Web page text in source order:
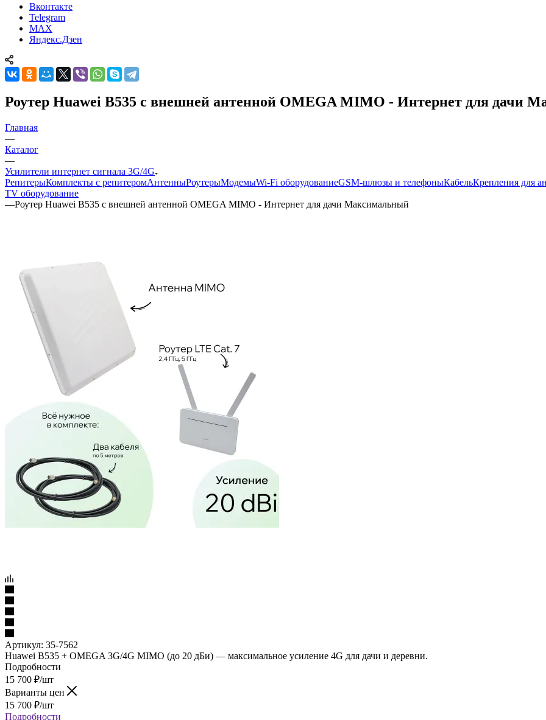
Вконтакте
Telegram
MAX
Яндекс.Дзен
Роутер Huawei B535 с внешней антенной OMEGA MIMO - Интернет для дачи
Главная
—
Каталог
—
Усилители интернет сигнала 3G/4G
РепитерыКомплекты с репитеромАнтенныРоутерыМодемыWi-Fi оборудованиеGSM-шлюзы и телефоныКабельКрепления для
TV оборудование
—Роутер Huawei B535 с внешней антенной OMEGA MIMO - Интернет для дачи Максимальный
Артикул: 35-7562
Huawei B535 + OMEGA 3G/4G MIMO (до 20 дБи) — максимальное усиление 4G для дачи и деревни.
Подробности
15 700 ₽/шт
Варианты цен
15 700 ₽/шт
Подробности